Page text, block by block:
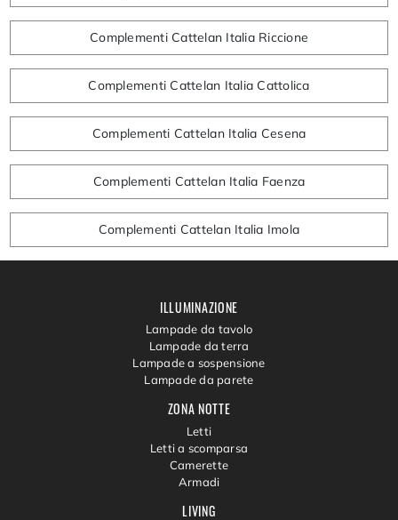
Complementi Cattelan Italia Riccione
Complementi Cattelan Italia Cattolica
Complementi Cattelan Italia Cesena
Complementi Cattelan Italia Faenza
Complementi Cattelan Italia Imola
LIVING
ZONA NOTTE
Letti
Letti a scomparsa
Camerette
Armadi
ILLUMINAZIONE
Lampade da tavolo
Lampade da terra
Lampade a sospensione
Lampade da parete